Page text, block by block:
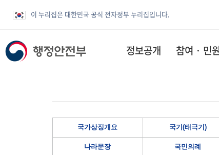
이 누리집은 대한민국 공식 전자정부 누리집입니다.
정보공개 참여 · 민
국가상징개요 국기(태극기)
나라문장 국민의례